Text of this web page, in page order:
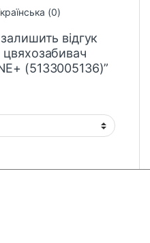
(0)
відгук
(5133005136)”